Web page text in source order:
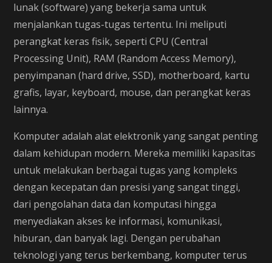
lunak (software) yang bekerja sama untuk
menjalankan tugas-tugas tertentu. Ini meliputi
perangkat keras fisik, seperti CPU (Central
Processing Unit), RAM (Random Access Memory),
penyimpanan (hard drive, SSD), motherboard, kartu
grafis, layar, keyboard, mouse, dan perangkat keras
lainnya.
Komputer adalah alat elektronik yang sangat penting
dalam kehidupan modern. Mereka memiliki kapasitas
untuk melakukan berbagai tugas yang kompleks
dengan kecepatan dan presisi yang sangat tinggi,
dari pengolahan data dan komputasi hingga
menyediakan akses ke informasi, komunikasi,
hiburan, dan banyak lagi. Dengan perubahan
teknologi yang terus berkembang, komputer terus